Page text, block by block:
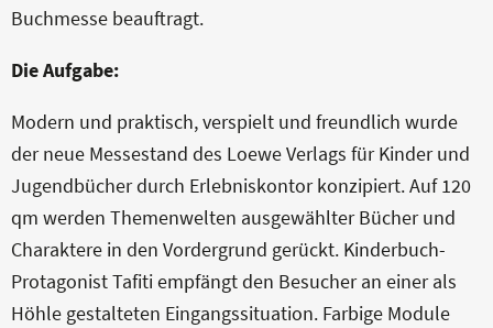
Buchmesse beauftragt.
Die Aufgabe:
Modern und praktisch, verspielt und freundlich wurde
der neue Messestand des Loewe Verlags für Kinder und
Jugendbücher durch Erlebniskontor konzipiert. Auf 120
qm werden Themenwelten ausgewählter Bücher und
Charaktere in den Vordergrund gerückt. Kinderbuch-
Protagonist Tafiti empfängt den Besucher an einer als
Höhle gestalteten Eingangssituation. Farbige Module